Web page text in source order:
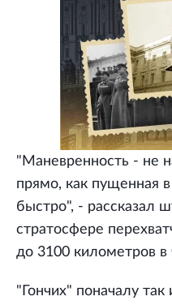
"Маневренность - не
прямо, как пущенная
быстро", - рассказал
стратосфере
до 3100 километров в
"Гончих" поначалу так